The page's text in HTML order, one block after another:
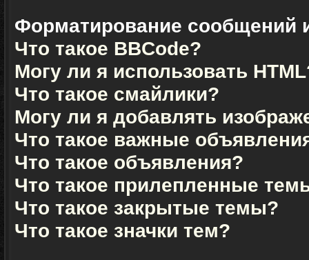
Форматирование сообщений
Что такое BBCode?
Могу ли я использовать
Что такое смайлики?
Могу ли я добавлять
Что такое важные
Что такое объявления?
Что такое прилепленные
Что такое закрытые темы?
Что такое значки тем?